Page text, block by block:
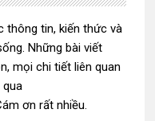
thông tin, kiến thức và
Những bài viết
mọi chi tiết liên quan
qua
ơn rất nhiều.